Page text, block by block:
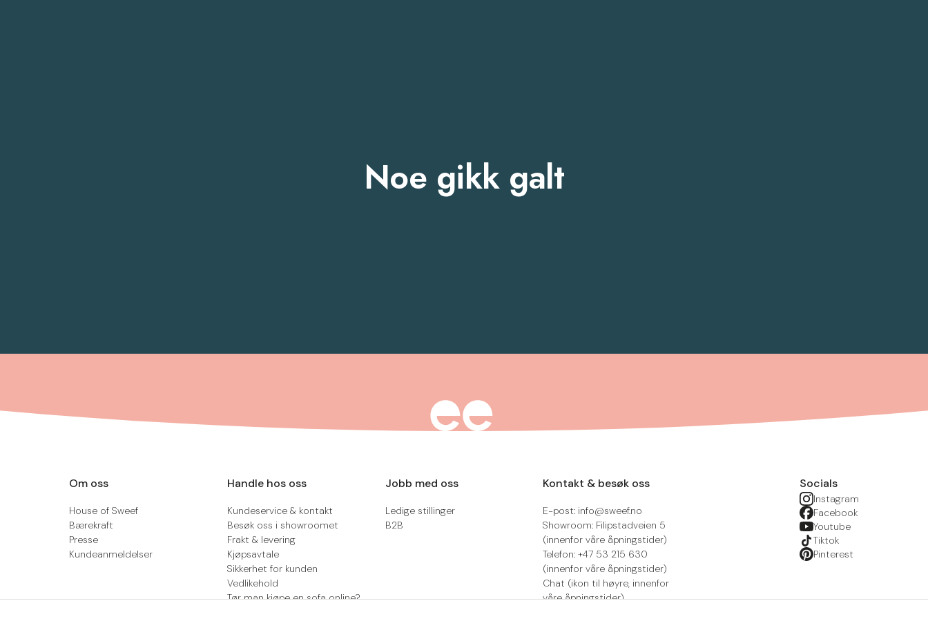
Noe gikk galt
Om oss
House of Sweef
Bærekraft
Presse
Kundeanmeldelser
Handle hos oss
Kundeservice & kontakt
Besøk oss i showroomet
Frakt & levering
Kjøpsavtale
Sikkerhet for kunden
Vedlikehold
Tør man kjøpe en sofa online?
Jobb med oss
Ledige stillinger
B2B
Kontakt & besøk oss
E-post: info@sweef.no
Showroom: Filipstadveien 5
(innenfor våre åpningstider)
Telefon: +47 53 215 630
(innenfor våre åpningstider)
Chat (ikon til høyre, innenfor
våre åpningstider)
Socials
Instagram
Facebook
Youtube
Tiktok
Pinterest